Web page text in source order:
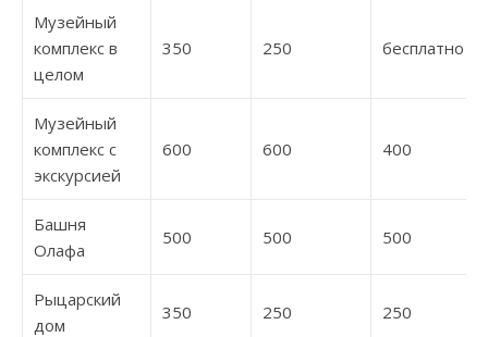
Музейный
комплекс в
целом
350 250 бесплатно
Музейный
комплекс с
экскурсией
600 600 400
Башня
Олафа
500 500 500
Рыцарский
дом
350 250 250